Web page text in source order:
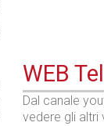
WEB
Dal canale
vedere gli altri